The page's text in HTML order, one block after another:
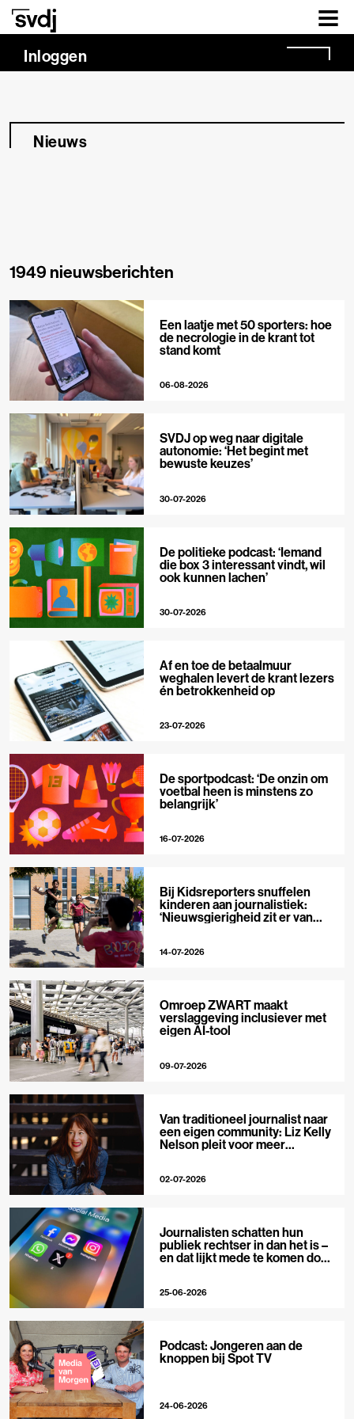
Naar hoofdinhoud
Inloggen
Nieuws
1949 nieuwsberichten
Een laatje met 50 sporters: hoe
de necrologie in de krant tot
stand komt
06-08-2026
SVDJ op weg naar digitale
autonomie: ‘Het begint met
bewuste keuzes’
30-07-2026
De politieke podcast: ‘Iemand
die box 3 interessant vindt, wil
ook kunnen lachen’
30-07-2026
Af en toe de betaalmuur
weghalen levert de krant lezers
én betrokkenheid op
23-07-2026
De sportpodcast: ‘De onzin om
voetbal heen is minstens zo
belangrijk’
16-07-2026
Bij Kidsreporters snuffelen
kinderen aan journalistiek:
‘Nieuwsgierigheid zit er van
14-07-2026
Omroep ZWART maakt
verslaggeving inclusiever met
eigen AI-tool
09-07-2026
Van traditioneel journalist naar
een eigen community: Liz Kelly
Nelson pleit voor meer
02-07-2026
Journalisten schatten hun
publiek rechtser in dan het is –
en dat lijkt mede te komen door
25-06-2026
Podcast: Jongeren aan de
knoppen bij Spot TV
24-06-2026